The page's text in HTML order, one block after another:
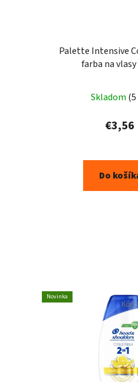
Palette Intensive
farba na vlasy
Skladom
€3,56
Do
Novinka
Kód: